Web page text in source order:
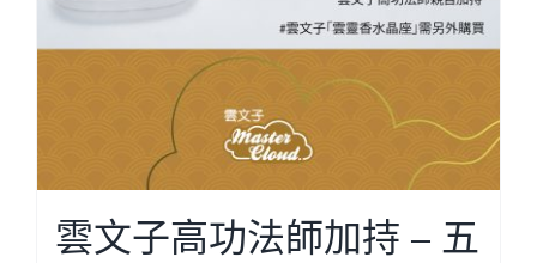
雲文子高功法師加持 – 五